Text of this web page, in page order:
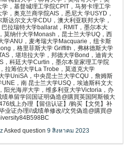
，基督城理工学院CPIT，马努卡理工学
，奥克兰商学院AIS，悉尼大 学USYD，
达尔文大学CDU，澳大利亚联邦大学，
拉瑞特大学ballarat，RMIT，墨尔本大
莫纳什大学Monash，昆士兰大学UQ，西
学ANU，麦考瑞大学Macquarie，纽卡斯
，格里菲斯大学 Griffith，弗林德斯大学
，堪培拉大学，邦德大学Bond，迪肯大
，科廷大学Curtin，墨尔本皇家理工学院
拉筹伯大学La Trobe，莫道克大学
学UniSA，中央昆士兰大学CQU，詹姆斯
，南 昆士兰大学USQ，埃迪斯科文大
阳光海岸大学，维多利亚大学Victoria，办
单留学回国证明偽造@購買英国阿斯顿大
线上办理【留信认证】/购买【文凭】补
业证办理//成绩单修改//文凭偽造@購買@
Asked question 9 สิงหาคม 2023